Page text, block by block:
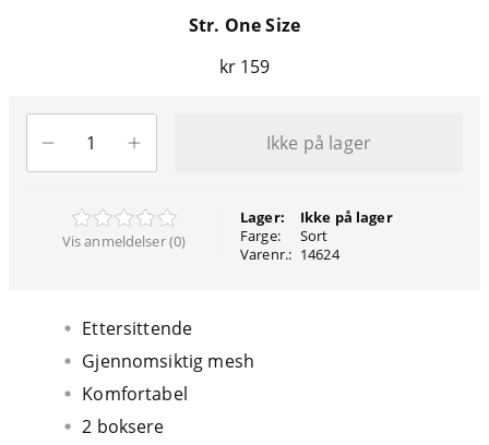
Str. One Size
kr 159
Ikke på lager
Vis anmeldelser (0)
Lager:
Farge:
Varenr.:
Ikke på lager
Sort
14624
Ettersittende
Gjennomsiktig mesh
Komfortabel
2 boksere